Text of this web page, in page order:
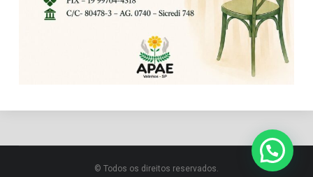
© Todos os direitos reservados.